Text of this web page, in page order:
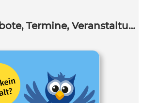
Bildungsangebote, Termine, Veranstaltungen